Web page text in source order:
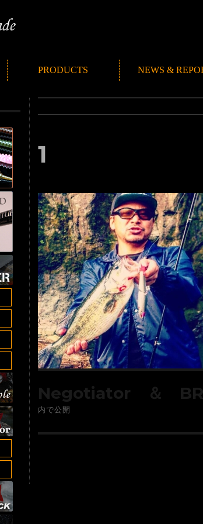
PRODUCTS NEWS &
1
Negotiator ＆
内で公開